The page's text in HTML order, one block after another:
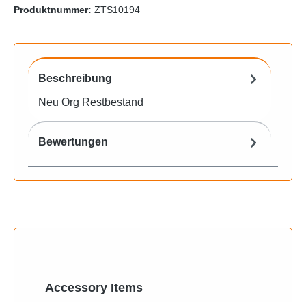
Produktnummer: ZTS10194
Beschreibung
Neu Org Restbestand
Bewertungen
Produktgalerie überspringen
Accessory Items